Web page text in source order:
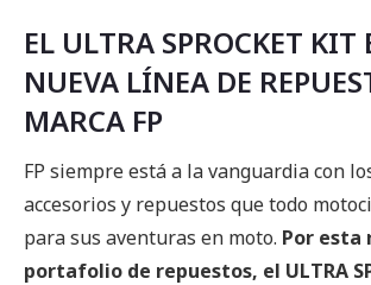
EL ULTRA SPROCKET KIT
NUEVA LÍNEA DE
MARCA FP
FP siempre está a la vanguardia con
accesorios y repuestos que todo
para sus aventuras en moto. Por esta
portafolio de repuestos, el ULTRA